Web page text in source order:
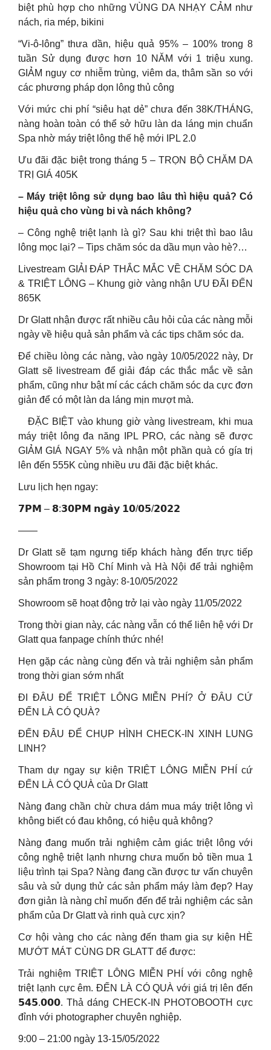
biệt phù hợp cho những VÙNG DA NHẠY CẢM như
nách, ria mép, bikini
“Vi-ô-lông” thưa dần, hiệu quả 95% – 100% trong 8
tuần Sử dụng được hơn 10 NĂM với 1 triệu xung.
GIẢM nguy cơ nhiễm trùng, viêm da, thâm sần so với
các phương pháp dọn lông thủ công
Với mức chi phí “siêu hạt dẻ” chưa đến 38K/THÁNG,
nàng hoàn toàn có thể sở hữu làn da láng mịn chuẩn
Spa nhờ máy triệt lông thế hệ mới IPL 2.0
Ưu đãi đặc biệt trong tháng 5 – TRỌN BỘ CHĂM DA
TRỊ GIÁ 405K
– Máy triệt lông sử dụng bao lâu thì hiệu quả? Có
hiệu quả cho vùng bi và nách không?
– Công nghệ triệt lạnh là gì? Sau khi triệt thì bao lâu
lông mọc lại? – Tips chăm sóc da dầu mụn vào hè?…
Livestream GIẢI ĐÁP THẮC MẮC VỀ CHĂM SÓC DA
& TRIỆT LÔNG – Khung giờ vàng nhận ƯU ĐÃI ĐẾN
865K
Dr Glatt nhận được rất nhiều câu hỏi của các nàng mỗi
ngày về hiệu quả sản phẩm và các tips chăm sóc da.
Để chiều lòng các nàng, vào ngày 10/05/2022 này, Dr
Glatt sẽ livestream để giải đáp các thắc mắc về sản
phẩm, cũng như bật mí các cách chăm sóc da cực đơn
giản để có một làn da láng mịn mượt mà.
️ ️ ️ ĐẶC BIỆT vào khung giờ vàng livestream, khi mua
máy triệt lông đa năng IPL PRO, các nàng sẽ được
GIẢM GIÁ NGAY 5% và nhận một phần quà có gía trị
lên đến 555K cùng nhiều ưu đãi đặc biệt khác.
Lưu lịch hẹn ngay:
𝟳𝗣𝗠 – 𝟴:𝟯𝟬𝗣𝗠 𝗻𝗴𝗮̀𝘆 𝟭𝟬/𝟬𝟱/𝟮𝟬𝟮𝟮
——
Dr Glatt sẽ tạm ngưng tiếp khách hàng đến trực tiếp
Showroom tại Hồ Chí Minh và Hà Nội để trải nghiệm
sản phẩm trong 3 ngày: 8-10/05/2022
Showroom sẽ hoạt động trở lại vào ngày 11/05/2022
Trong thời gian này, các nàng vẫn có thể liên hệ với Dr
Glatt qua fanpage chính thức nhé!
Hẹn gặp các nàng cùng đến và trải nghiệm sản phẩm
trong thời gian sớm nhất
ĐI ĐÂU ĐỂ TRIỆT LÔNG MIỄN PHÍ? Ở ĐÂU CỨ
ĐẾN LÀ CÓ QUÀ?
ĐẾN ĐÂU ĐỂ CHỤP HÌNH CHECK-IN XINH LUNG
LINH?
Tham dự ngay sự kiện TRIỆT LÔNG MIỄN PHÍ cứ
ĐẾN LÀ CÓ QUÀ của Dr Glatt
Nàng đang chần chừ chưa dám mua máy triệt lông vì
không biết có đau không, có hiệu quả không?
Nàng đang muốn trải nghiệm cảm giác triệt lông với
công nghệ triệt lạnh nhưng chưa muốn bỏ tiền mua 1
liệu trình tại Spa? Nàng đang cần được tư vấn chuyên
sâu và sử dụng thử các sản phẩm máy làm đẹp? Hay
đơn giản là nàng chỉ muốn đến để trải nghiệm các sản
phẩm của Dr Glatt và rinh quà cực xịn?
Cơ hội vàng cho các nàng đến tham gia sự kiện HÈ
MƯỚT MÁT CÙNG DR GLATT để được:
Trải nghiệm TRIỆT LÔNG MIỄN PHÍ với công nghệ
triệt lạnh cực êm. ĐẾN LÀ CÓ QUÀ với giá trị lên đến
𝟱𝟰𝟱.𝟬𝟬𝟬. Thả dáng CHECK-IN PHOTOBOOTH cực
đỉnh với photographer chuyên nghiệp.
9:00 – 21:00 ngày 13-15/05/2022